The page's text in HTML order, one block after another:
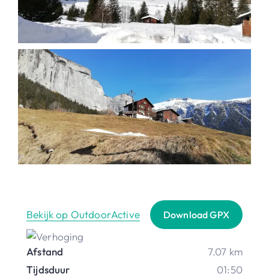
Bekijk op OutdoorActive Download GPX
Afstand
7.07 km
Tijdsduur
01:50